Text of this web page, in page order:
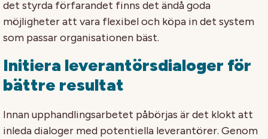
det styrda förfarandet finns det ändå goda
möjligheter att vara flexibel och köpa in det system
som passar organisationen bäst.
Initiera leverantörsdialoger för
bättre resultat
Innan upphandlingsarbetet påbörjas är det klokt att
inleda dialoger med potentiella leverantörer. Genom